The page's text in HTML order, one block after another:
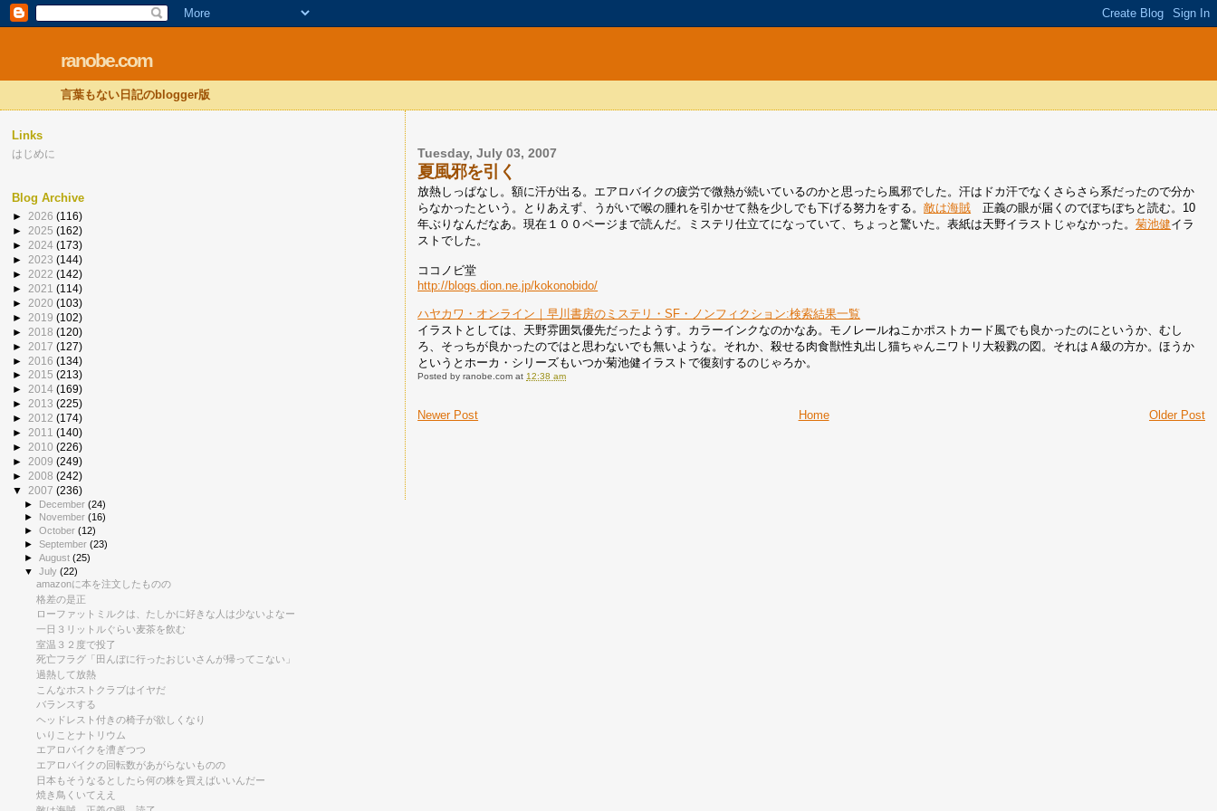
ranobe.com
言葉もない日記のblogger版
Tuesday, July 03, 2007
夏風邪を引く
放熱しっぱなし。額に汗が出る。エアロバイクの疲労で微熱が続いているのかと思ったら風邪でした。汗はドカ汗でなくさらさら系だったので分か
らなかったという。とりあえず、うがいで喉の腫れを引かせて熱を少しでも下げる努力をする。敵は海賊 正義の眼が届くのでぼちぼちと読む。10
年ぶりなんだなあ。現在１００ページまで読んだ。ミステリ仕立てになっていて、ちょっと驚いた。表紙は天野イラストじゃなかった。菊池健イラ
ストでした。
ココノビ堂
http://blogs.dion.ne.jp/kokonobido/
ハヤカワ・オンライン｜早川書房のミステリ・SF・ノンフィクション:検索結果一覧
イラストとしては、天野雰囲気優先だったようす。カラーインクなのかなあ。モノレールねこかポストカード風でも良かったのにというか、むし
ろ、そっちが良かったのではと思わないでも無いような。それか、殺せる肉食獣性丸出し猫ちゃんニワトリ大殺戮の図。それはＡ級の方か。ほうか
というとホーカ・シリーズもいつか菊池健イラストで復刻するのじゃろか。
Posted byranobe.com at 12:38 am
Newer Post Older Post
Home
Links
はじめに
Blog Archive
► 2026 (116)
► 2025 (162)
► 2024 (173)
► 2023 (144)
► 2022 (142)
► 2021 (114)
► 2020 (103)
► 2019 (102)
► 2018 (120)
► 2017 (127)
► 2016 (134)
► 2015 (213)
► 2014 (169)
► 2013 (225)
► 2012 (174)
► 2011 (140)
► 2010 (226)
► 2009 (249)
► 2008 (242)
▼ 2007 (236)
► December(24)
►
November(16)
►October(12)
►September(23)
►August(25)
▼July(22)
amazonに本を注文したものの
格差の是正
ローファットミルクは、たしかに好きな人は少ないよなー
一日３リットルぐらい麦茶を飲む
室温３２度で投了
死亡フラグ「田んぼに行ったおじいさんが帰ってこない」
過熱して放熱
こんなホストクラブはイヤだ
バランスする
ヘッドレスト付きの椅子が欲しくなり
いりことナトリウム
エアロバイクを漕ぎつつ
エアロバイクの回転数があがらないものの
日本もそうなるとしたら何の株を買えばいいんだー
焼き鳥くいてええ